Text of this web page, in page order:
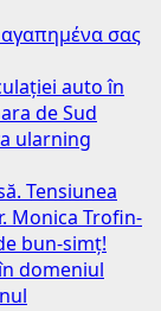
σας
auto în
de Sud
ularning
Tensiunea
Monica Trofin-
bun-simț!
domeniul